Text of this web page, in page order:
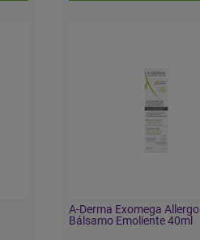
A-Derma Exomega Allergo
Bálsamo Emoliente 40ml